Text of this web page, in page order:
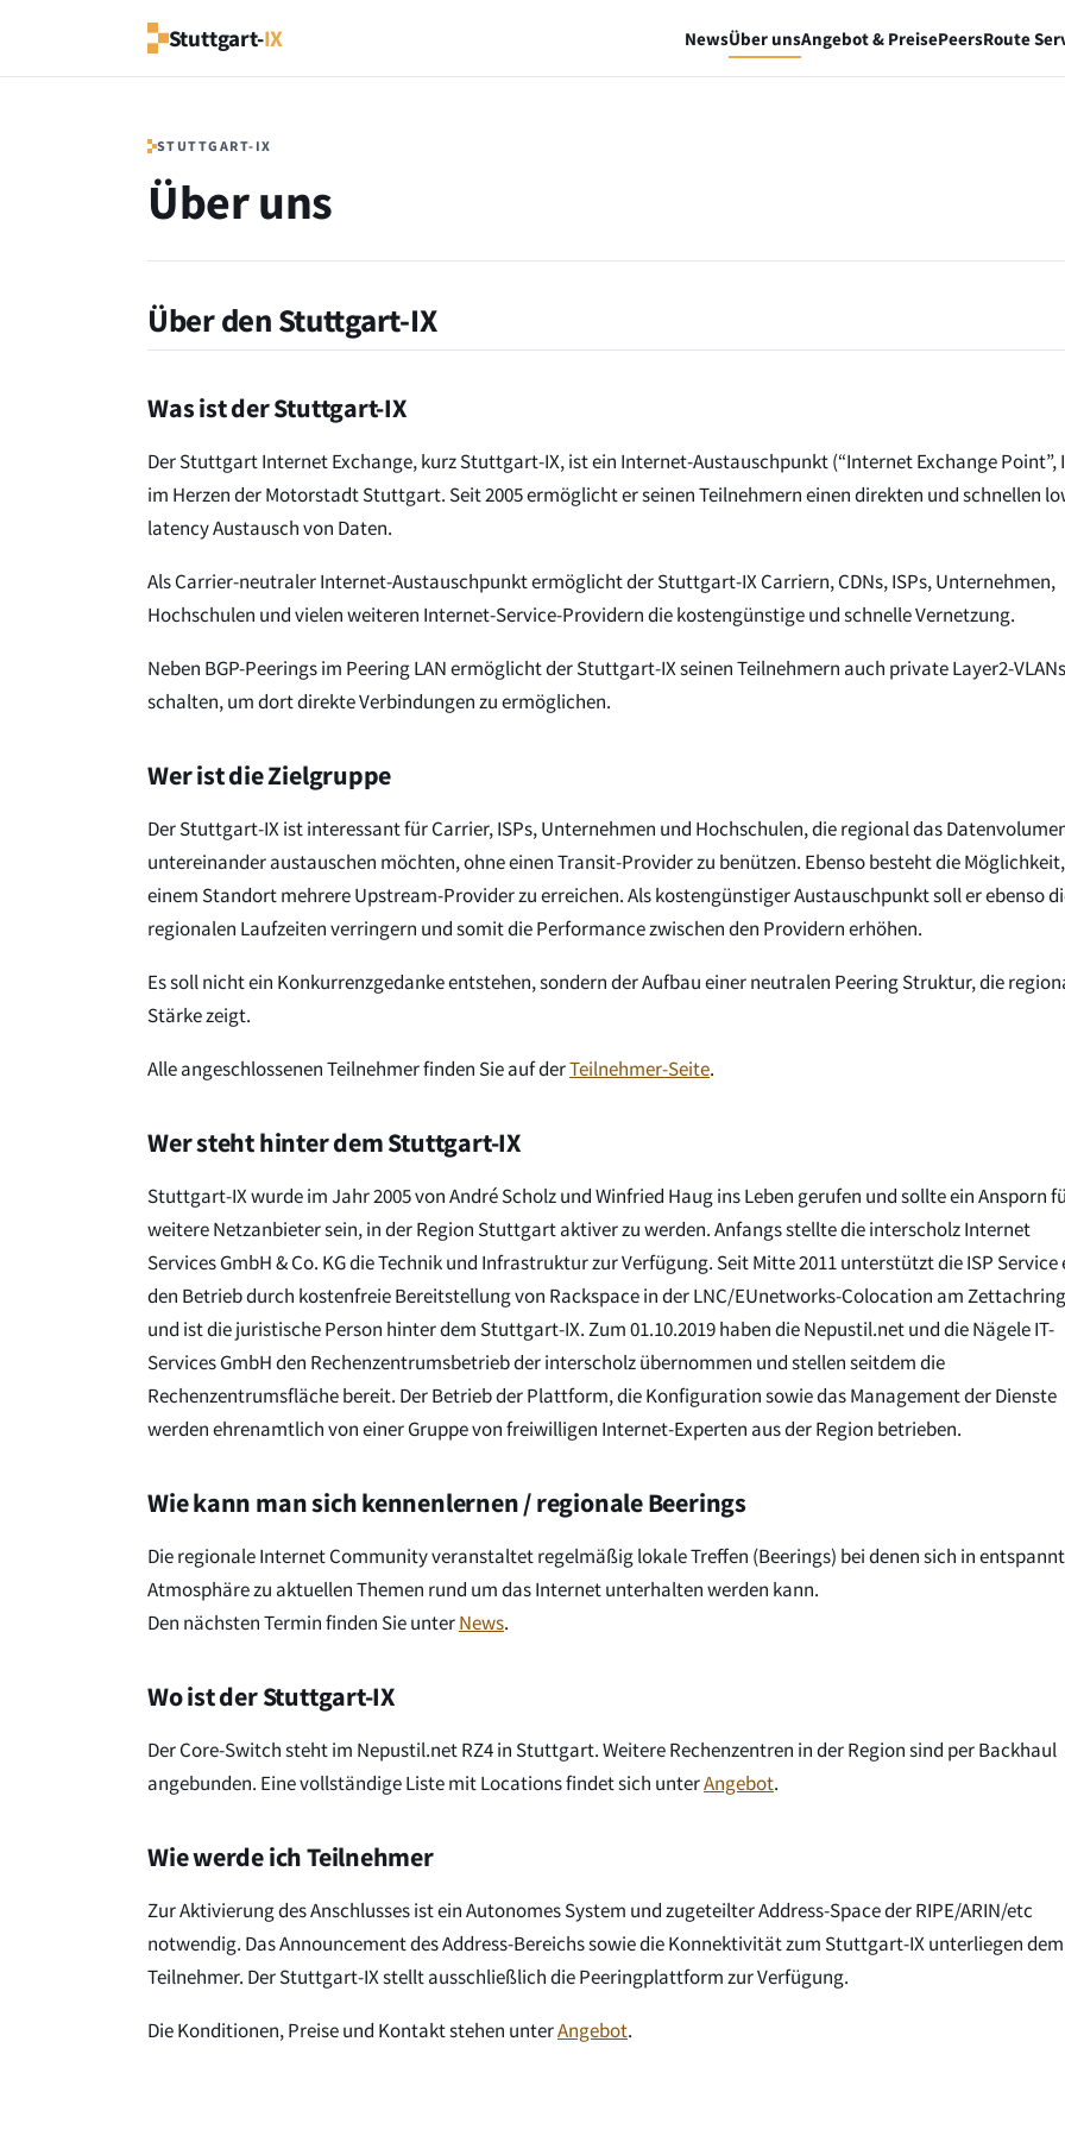
Stuttgart-IX NewsÜber unsAngebot & PreisePeersRoute
STUTTGART-IX
Über uns
Über den Stuttgart-IX
Was ist der Stuttgart-IX
Der Stuttgart Internet Exchange, kurz Stuttgart-IX, ist ein Internet-Austauschpunkt (“Internet Exchange Point”,
im Herzen der Motorstadt Stuttgart. Seit 2005 ermöglicht er seinen Teilnehmern einen direkten und schnellen
latency Austausch von Daten.
Als Carrier-neutraler Internet-Austauschpunkt ermöglicht der Stuttgart-IX Carriern, CDNs, ISPs, Unternehmen,
Hochschulen und vielen weiteren Internet-Service-Providern die kostengünstige und schnelle Vernetzung.
Neben BGP-Peerings im Peering LAN ermöglicht der Stuttgart-IX seinen Teilnehmern auch private Layer2-
schalten, um dort direkte Verbindungen zu ermöglichen.
Wer ist die Zielgruppe
Der Stuttgart-IX ist interessant für Carrier, ISPs, Unternehmen und Hochschulen, die regional das
untereinander austauschen möchten, ohne einen Transit-Provider zu benützen. Ebenso besteht die
einem Standort mehrere Upstream-Provider zu erreichen. Als kostengünstiger Austauschpunkt soll er ebenso
regionalen Laufzeiten verringern und somit die Performance zwischen den Providern erhöhen.
Es soll nicht ein Konkurrenzgedanke entstehen, sondern der Aufbau einer neutralen Peering Struktur, die
Stärke zeigt.
Alle angeschlossenen Teilnehmer finden Sie auf derTeilnehmer-Seite.
Wer steht hinter dem Stuttgart-IX
Stuttgart-IX wurde im Jahr 2005 von André Scholz und Winfried Haug ins Leben gerufen und sollte ein Ansporn
weitere Netzanbieter sein, in der Region Stuttgart aktiver zu werden. Anfangs stellte die interscholz Internet
Services GmbH & Co. KG die Technik und Infrastruktur zur Verfügung. Seit Mitte 2011 unterstützt die ISP Service
den Betrieb durch kostenfreie Bereitstellung von Rackspace in der LNC/EUnetworks-Colocation am
und ist die juristische Person hinter dem Stuttgart-IX. Zum 01.10.2019 haben die Nepustil.net und die Nägele IT-
Services GmbH den Rechenzentrumsbetrieb der interscholz übernommen und stellen seitdem die
Rechenzentrumsfläche bereit. Der Betrieb der Plattform, die Konfiguration sowie das Management der Dienste
werden ehrenamtlich von einer Gruppe von freiwilligen Internet-Experten aus der Region betrieben.
Wie kann man sich kennenlernen / regionale Beerings
Die regionale Internet Community veranstaltet regelmäßig lokale Treffen (Beerings) bei denen sich in
Atmosphäre zu aktuellen Themen rund um das Internet unterhalten werden kann.
Den nächsten Termin finden Sie unterNews.
Wo ist der Stuttgart-IX
Der Core-Switch steht im Nepustil.net RZ4 in Stuttgart. Weitere Rechenzentren in der Region sind per Backhaul
angebunden. Eine vollständige Liste mit Locations findet sich unterAngebot.
Wie werde ich Teilnehmer
Zur Aktivierung des Anschlusses ist ein Autonomes System und zugeteilter Address-Space der RIPE/ARIN/etc
notwendig. Das Announcement des Address-Bereichs sowie die Konnektivität zum Stuttgart-IX unterliegen dem
Teilnehmer. Der Stuttgart-IX stellt ausschließlich die Peeringplattform zur Verfügung.
Die Konditionen, Preise und Kontakt stehen unterAngebot.